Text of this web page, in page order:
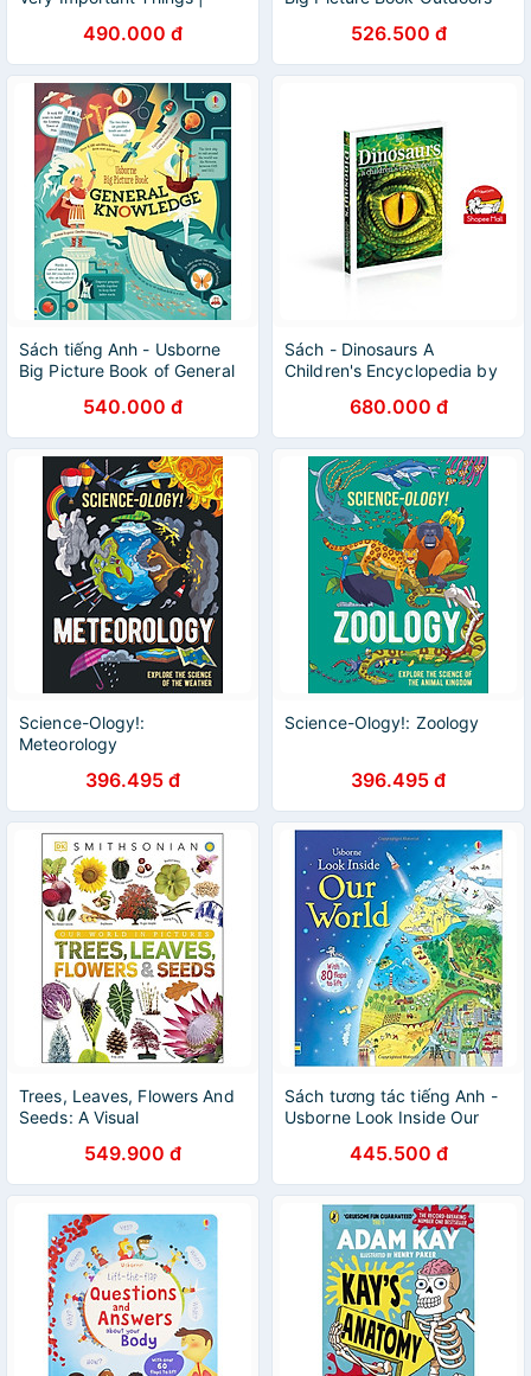
Thiếu nhi Bìa cứng
490.000 đ 526.500 đ
Sách tiếng Anh - Usborne
Big Picture Book of General
540.000 đ
Sách - Dinosaurs A
Children's Encyclopedia by
680.000 đ
Science-Ology!:
Meteorology
396.495 đ
Science-Ology!: Zoology
396.495 đ
Trees, Leaves, Flowers And
Seeds: A Visual
Kingdom549.900 đ
Sách tương tác tiếng Anh -
Usborne Look Inside Our
445.500 đ